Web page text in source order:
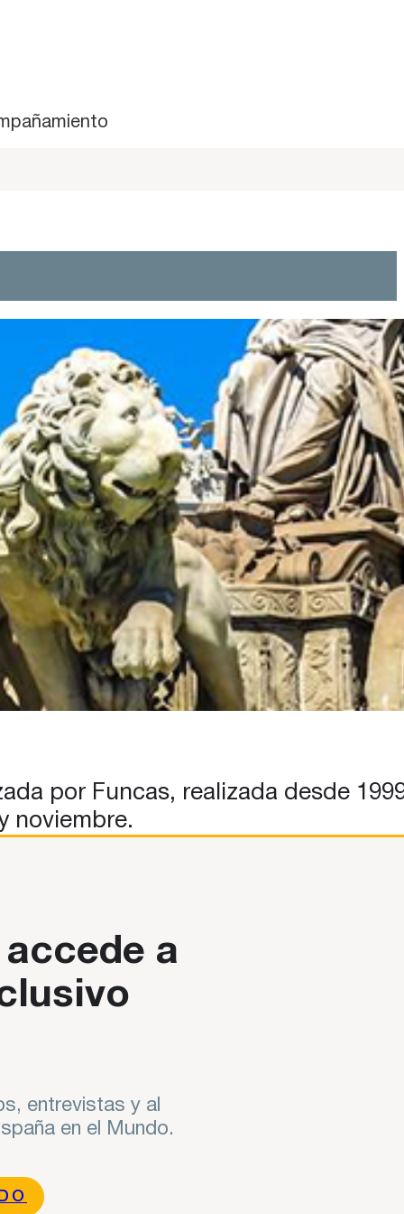
por Funcas, realizada desde
noviembre.
a
entrevistas y al
en el Mundo.